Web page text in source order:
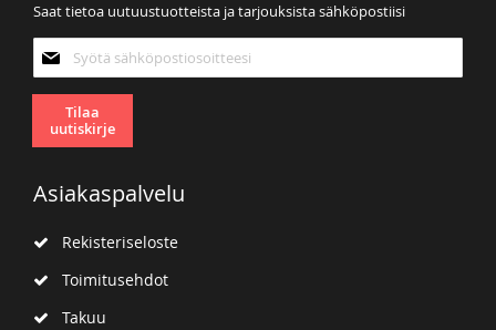
Saat tietoa uutuustuotteista ja tarjouksista sähköpostiisi
uutiskirjeemme:
Tilaa
uutiskirje
Asiakaspalvelu
Rekisteriseloste
Toimitusehdot
Takuu